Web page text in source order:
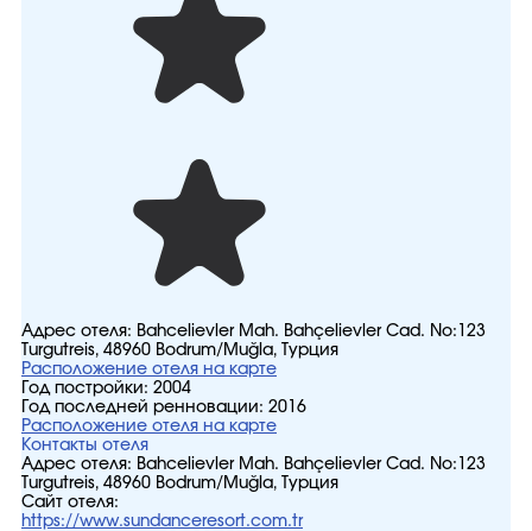
Адрес отеля: Bahcelievler Mah. Bahçelievler Cad. No:123
Turgutreis, 48960 Bodrum/Muğla, Турция
Расположение отеля на карте
Год постройки: 2004
Год последней ренновации: 2016
Расположение отеля на карте
Контакты отеля
Адрес отеля: Bahcelievler Mah. Bahçelievler Cad. No:123
Turgutreis, 48960 Bodrum/Muğla, Турция
Сайт отеля:
https://www.sundanceresort.com.tr